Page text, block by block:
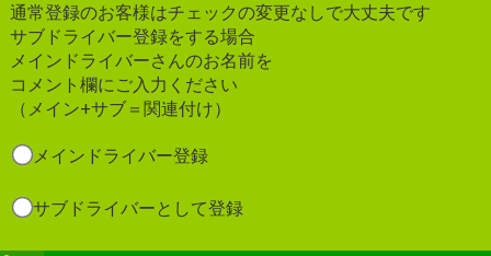
通常登録のお客様はチェックの変更なしで大丈夫です
サブドライバー登録をする場合
メインドライバーさんのお名前を
コメント欄にご入力ください
（メイン+サブ＝関連付け）
メインドライバー登録
サブドライバーとして登録